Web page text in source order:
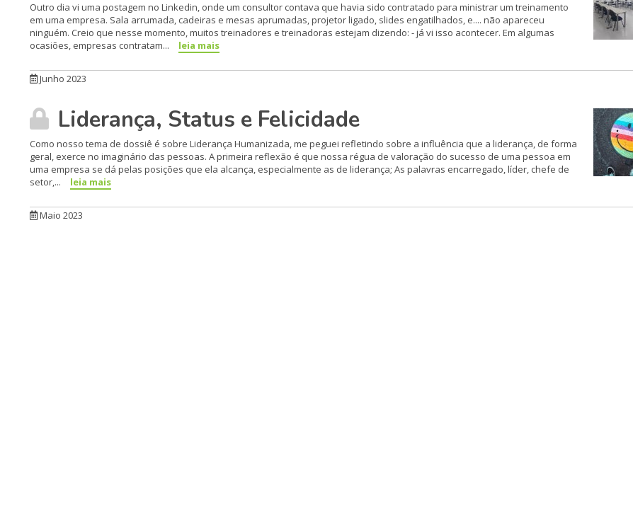
Outro dia vi uma postagem no Linkedin, onde um consultor contava que havia sido contratado para ministrar um treinamento
em uma empresa. Sala arrumada, cadeiras e mesas aprumadas, projetor ligado, slides engatilhados, e.... não apareceu
ninguém. Creio que nesse momento, muitos treinadores e treinadoras estejam dizendo: - já vi isso acontecer. Em algumas
ocasiões, empresas contratam...
leia mais
Junho 2023
Liderança, Status e Felicidade
Como nosso tema de dossiê é sobre Liderança Humanizada, me peguei refletindo sobre a influência que a liderança, de forma
geral, exerce no imaginário das pessoas. A primeira reflexão é que nossa régua de valoração do sucesso de uma pessoa em
uma empresa se dá pelas posições que ela alcança, especialmente as de liderança; As palavras encarregado, líder, chefe de
setor,...
leia mais
Maio 2023